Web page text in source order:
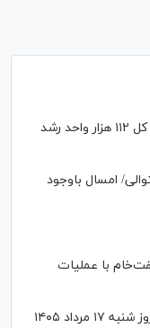
سبزپوشی گسترده بازار بورس؛ شاخص کل ۱۱۲ هزار واحد رشد
امسال باوجود
با عملیات
۱۴۰۵